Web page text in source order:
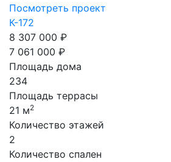
Посмотреть проект
К-172
8 307 000 ₽
7 061 000 ₽
Площадь дома
234
Площадь террасы
21 м2
Количество этажей
2
Количество спален